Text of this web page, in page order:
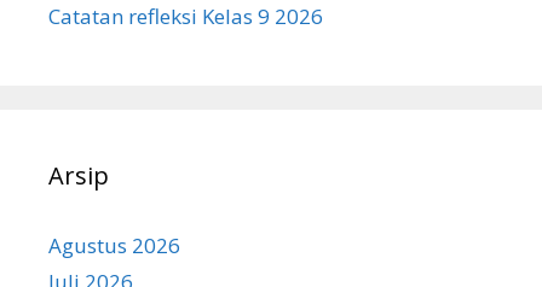
Catatan refleksi Kelas 9 2026
Arsip
Agustus 2026